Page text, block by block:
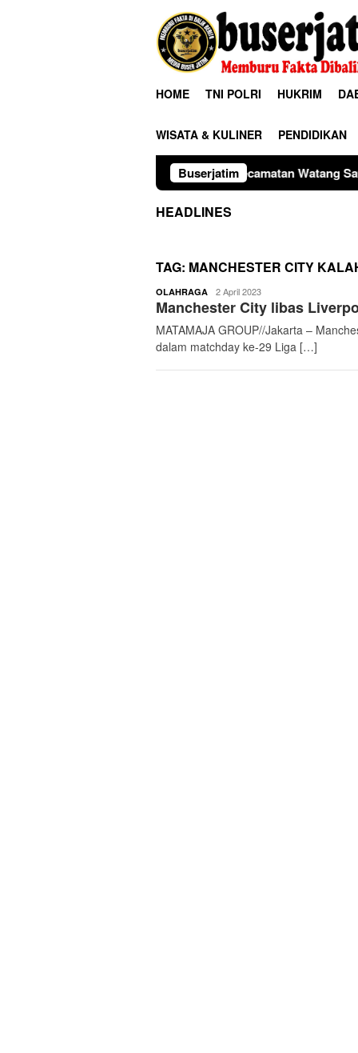
HOME TNI POLRI HUKRIM
WISATA & KULINER PENDIDIKAN
Buserjatim
yang dimulai pukul 07.40 Wita
HEADLINES
TAG: MANCHESTER CITY
OLAHRAGA buserjatim
2 April 2023
Manchester City libas
MATAMAJA GROUP//Jakarta –
dalam matchday ke-29 Liga […]